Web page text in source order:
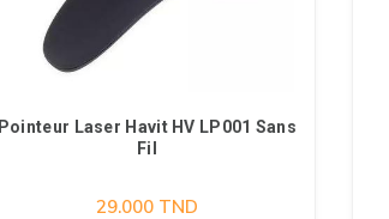
Pointeur Laser Havit HV LP001 Sans
Fil
29.000TND